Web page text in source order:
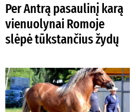
Per Antrą pasaulinį karą
vienuolynai Romoje
slėpė tūkstančius žydų